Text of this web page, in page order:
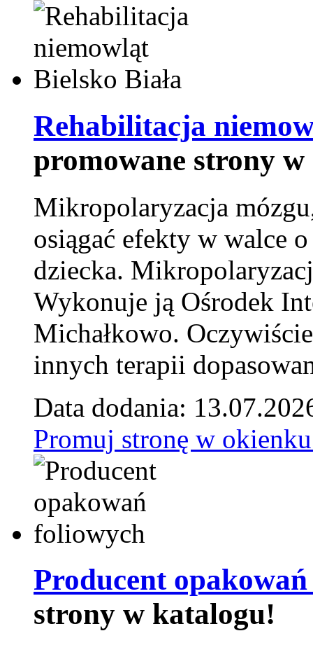
Rehabilitacja
promowane strony
Mikropolaryzacja
osiągać efekty w walce
dziecka.
Wykonuje ją Ośrodek
Michałkowo.
innych terapii
Data dodania:
Promuj stronę w
Producent
strony w katalogu!